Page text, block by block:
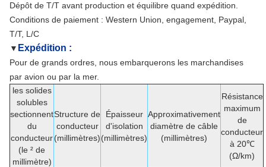
Dépôt de T/T avant production et équilibre quand expédition.
Conditions de paiement : Western Union, engagement, Paypal,
T/T, L/C
▼ Expédition :
Pour de grands ordres, nous embarquerons les marchandises
par avion ou par la mer.
les solides
solubles
sectionnent
du
conducteur
(le ² de
millimètre)
Structure de
conducteur
(millimètres)
Épaisseur
d'isolation
(millimètres)
Approximativement
diamètre de câble
(millimètres)
Résistance
maximum
de
conducteur
à 20℃
(Ω/km)